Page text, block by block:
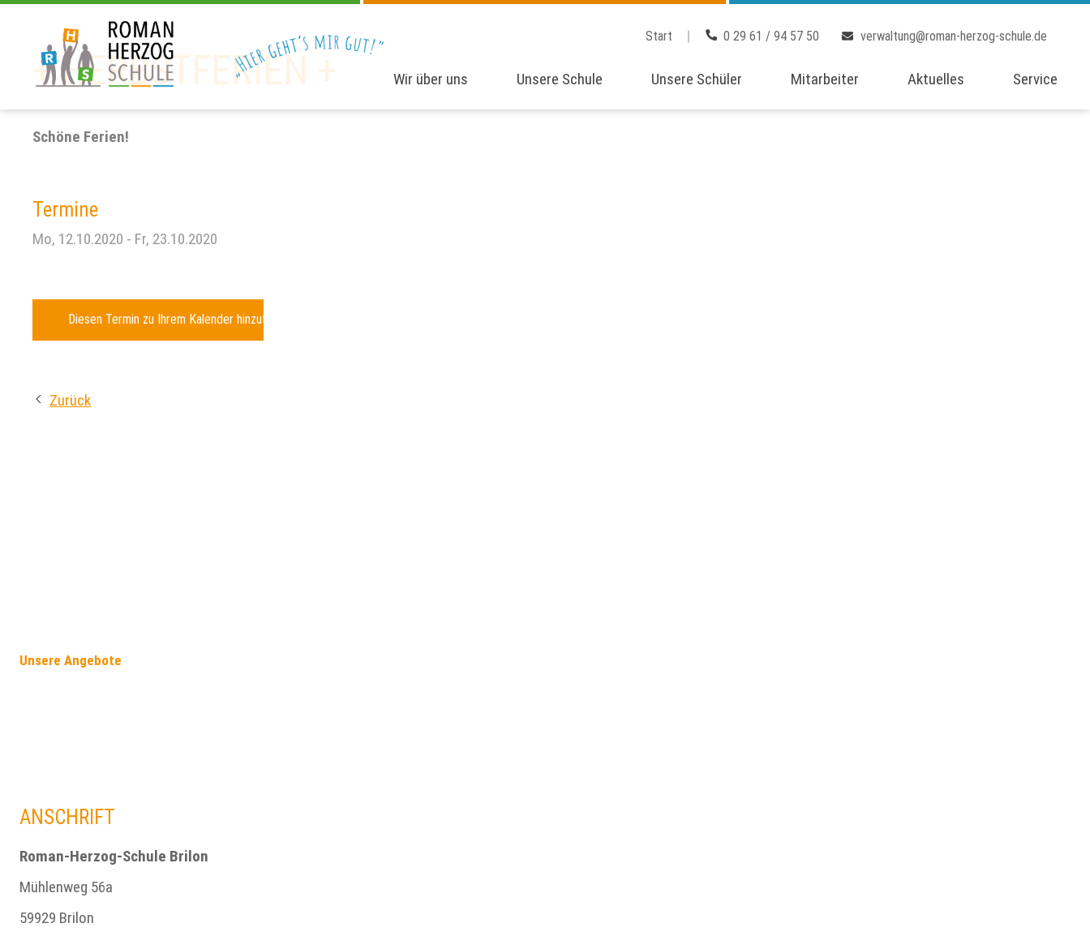
Start 0 29 61 / 94 57 50 verwaltung@roman-herzog-schule.de
Wir über uns Unsere Schule Unsere Schüler Mitarbeiter Aktuelles Service
+ HERBSTFERIEN +
Schöne Ferien!
Termine
Mo, 12.10.2020 - Fr, 23.10.2020
Diesen Termin zu Ihrem Kalender hinzufügen
Zurück
Unsere Angebote
ANSCHRIFT
Roman-Herzog-Schule Brilon
Mühlenweg 56a
59929 Brilon